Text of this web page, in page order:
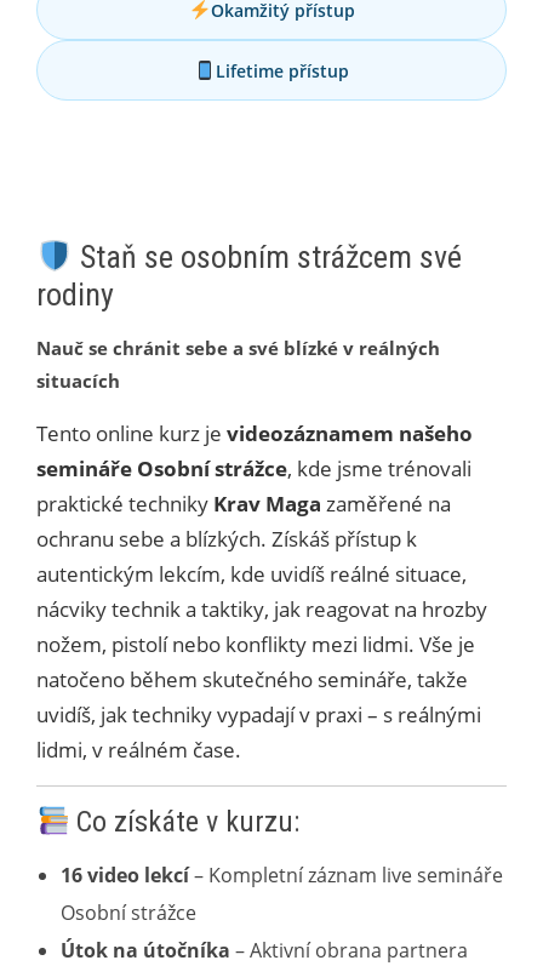
Okamžitý přístup
Lifetime přístup
Staň se osobním strážcem své
rodiny
Nauč se chránit sebe a své blízké v reálných
situacích
Tento online kurz je videozáznamem našeho
semináře Osobní strážce, kde jsme trénovali
praktické techniky Krav Maga zaměřené na
ochranu sebe a blízkých. Získáš přístup k
autentickým lekcím, kde uvidíš reálné situace,
nácviky technik a taktiky, jak reagovat na hrozby
nožem, pistolí nebo konflikty mezi lidmi. Vše je
natočeno během skutečného semináře, takže
uvidíš, jak techniky vypadají v praxi – s reálnými
lidmi, v reálném čase.
Co získáte v kurzu:
16 video lekcí– Kompletní záznam live semináře
Osobní strážce
Útok na útočníka – Aktivní obrana partnera